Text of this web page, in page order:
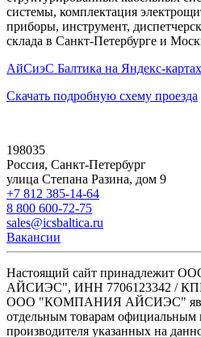
системы, комплектация
приборы, инструмент,
склада в Санкт-Петербурге и
АйСиэС Балтика на Яндекс-картах
Скачать подробную схему проезда
198035
Россия, Санкт-Петербург
улица Степана Разина, дом 9
+7 812 385-14-64
8 800 600-72-75
sales@icsbaltica.ru
Вакансии
Настоящий сайт
АЙСИЭС", ИНН 7706123342 / КПП
ООО "КОМПАНИЯ АЙСИЭС"
отдельным товарам официальным
производителя указанных на